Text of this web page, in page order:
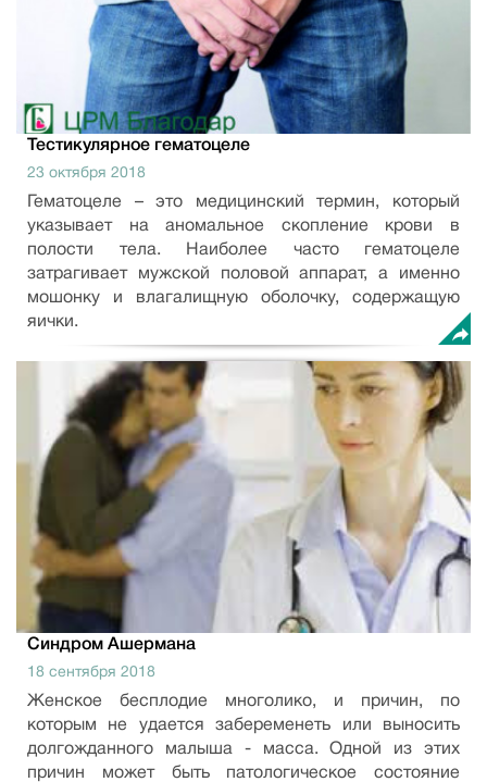
Тестикулярное гематоцеле
23 октября 2018
Гематоцеле – это медицинский термин, который
указывает на аномальное скопление крови в
полости тела. Наиболее часто гематоцеле
затрагивает мужской половой аппарат, а именно
мошонку и влагалищную оболочку, содержащую
яички.
Синдром Ашермана
18 сентября 2018
Женское бесплодие многолико, и причин, по
которым не удается забеременеть или выносить
долгожданного малыша - масса. Одной из этих
причин может быть патологическое состояние